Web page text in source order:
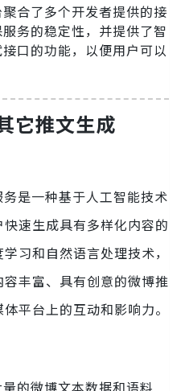
合了多个开发者提供的接
务的稳定性，并提供了智
口的功能，以便用户可以
它推文生成
是一种基于人工智能技术
速生成具有多样化内容的
习和自然语言处理技术，
丰富、具有创意的微博推
平台上的互动和影响力。